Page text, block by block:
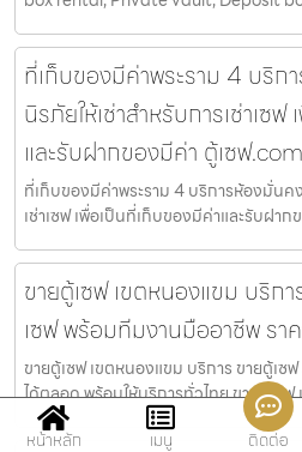
ที่เก็บของมีค่าพระราม 4 บริ
นิรภัยให้เช่าสำหรับการเช่าเซ
และรับฝากของมีค่า ตู้เซฟ.com
ที่เก็บของมีค่าพระราม 4 บริการห้องมั่นค
เช่าเซฟ เพื่อเป็นที่เก็บของมีค่าและรับฝา
ขายตู้เซฟ เขตหนองแขม บริก
เซฟ พร้อมทีมงานมืออาชีพ รา
ขายตู้เซฟ เขตหนองแขม บริการ ขายตู้เ
ได้ตลอด พร้อมให้บริการทั่วไทย ขายตู้เซฟ
หน้าหลัก เมนู ติดต่อ